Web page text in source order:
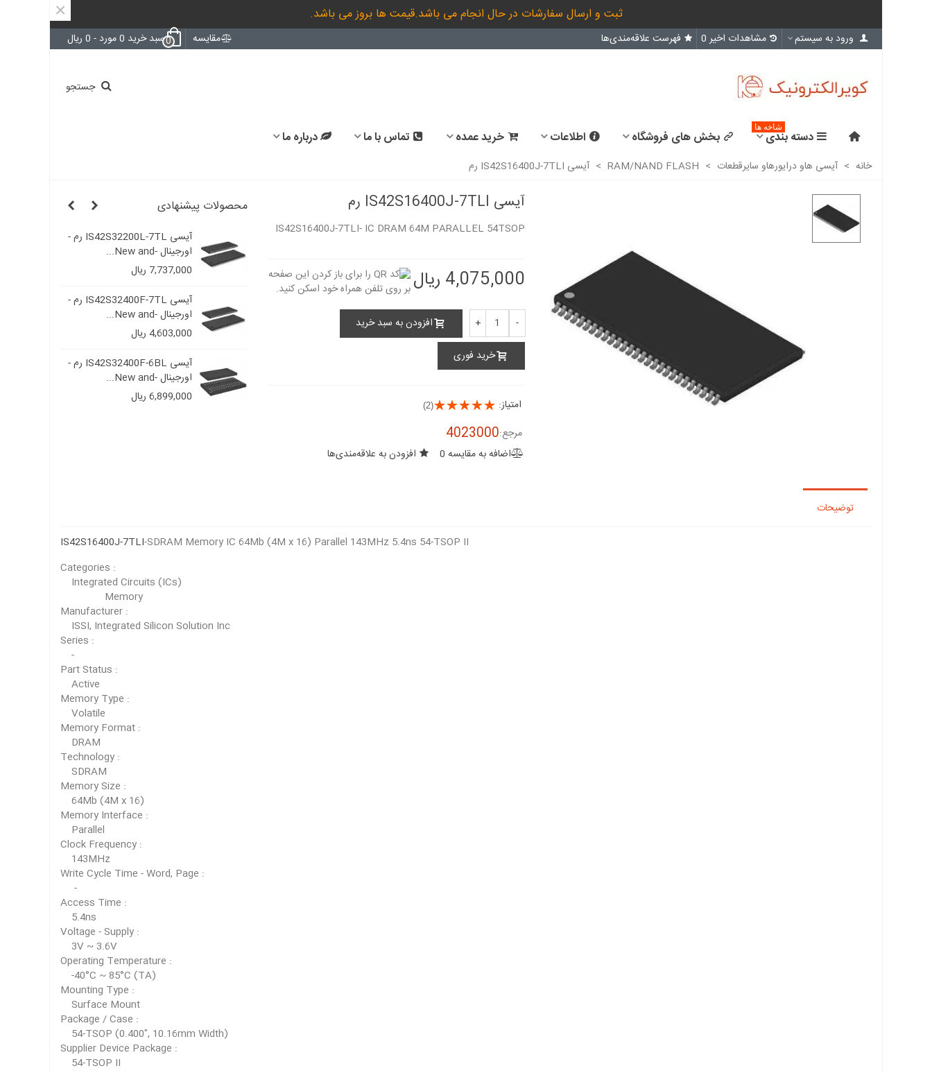
ثبت و ارسال سفارشات در حال انجام می باشد.قیمت ها بروز می باشد. ×
ورود به سیستم مشاهدات اخیر 0 فهرست علاقه‌مندی‌ها مقایسه 0سبد خرید 0مورد - 0 ریال
جستجو
دسته بندی
شاخه ها
بخش های فروشگاه اطلاعات خرید عمده تماس با ما درباره ما
خانه > آیسی هاو درایورهاو سایرقطعات >
RAM/NAND FLASH
> آیسی IS42S16400J-7TLI رم
آیسی IS42S16400J-7TLI رم
IS42S16400J-7TLI- IC DRAM 64M PARALLEL 54TSOP
4,075,000 ریال
-
+
افزودن به سبد خرید
خرید فوری
امتیاز: (2)
مرجع:4023000
اضافه به مقایسه 0 افزودن به علاقه‌مندی‌ها
محصولات پیشنهادی
آیسی IS42S32200L-7TL رم -
اورجینال -New and...
4,603,000 ریال
آیسی IS42S32400F-6BL رم -
7,737,000 ریال
اورجینال -New and...
4,603,000 ریال
آیسی IS42S32200L-7TL رم -
اورجینال -New and...
7,737,000 ریال
آیسی IS42S32400F-7TL رم -
اورجینال -New and...
4,603,000 ریال
آیسی IS42S32400F-6BL رم -
اورجینال -New and...
6,899,000 ریال
توضیحات
IS42S16400J-7TLI-SDRAM Memory IC 64Mb (4M x 16) Parallel 143MHz 5.4ns 54-TSOP II
Categories :
Integrated Circuits (ICs)
Memory
Manufacturer :
ISSI, Integrated Silicon Solution Inc
Series :
-
Part Status :
Active
Memory Type :
Volatile
Memory Format :
DRAM
Technology :
SDRAM
Memory Size :
64Mb (4M x 16)
Memory Interface :
Parallel
Clock Frequency :
143MHz
Write Cycle Time - Word, Page :
-
Access Time :
5.4ns
Voltage - Supply :
3V ~ 3.6V
Operating Temperature :
-40°C ~ 85°C (TA)
Mounting Type :
Surface Mount
Package / Case :
54-TSOP (0.400", 10.16mm Width)
Supplier Device Package :
54-TSOP II